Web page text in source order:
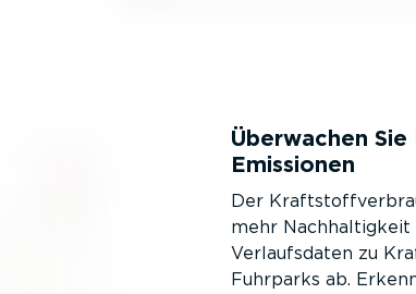
Überwachen
Emissionen
Der
mehr Nachhal­tigkeit
Verlaufs­daten zu
Fuhrparks ab.